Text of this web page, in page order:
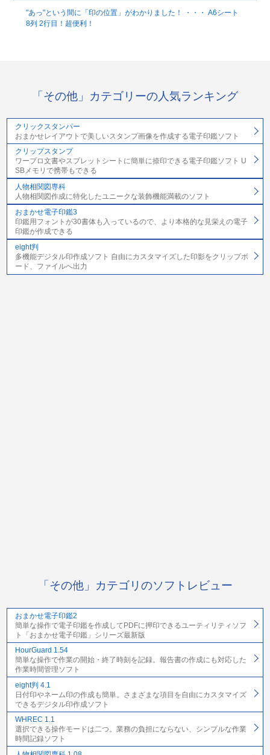
"あっ"という間に「印の位置」がわかりました！ ・・・ A6シート
8列 2行目！超便利！
「その他」カテゴリーの人気ランキング
クリックスタンパー
おまかせレイアウトで美しいスタンプ画像を作成する電子印鑑ソフト
クリップスタンプ
ワープロ文書やスプレットシートに簡単に捺印できる電子印鑑ソフト U
SBメモリで携帯もできる
人物相関図専科
人物相関図作成に特化したユニークな装飾機能満載のソフト
おまかせ電子印鑑3
印鑑用フォントが30書体も入っているので、より本格的な見栄えの電子
印鑑が作成できる
eight判
多機能デジタル印作成ソフト 自由にカスタマイズした印影をクリップボ
ード、ファイルへ出力
「その他」カテゴリのソフトレビュー
おまかせ電子印鑑2
簡単な操作で電子印鑑を作成してPDFに押印できるユーティリティソフ
ト「おまかせ電子印鑑」シリーズ最新版
HourGuard 1.54
簡単な操作で作業の開始・終了時刻を記録。報告書の作成にも対応した
作業時間管理ソフト
eight判 4.1
日付印やネーム印の作成も簡単。さまざまな項目を自由にカスタマイズ
できるデジタル印作成ソフト
WHREC 1.1
選択できる操作モードは二つ。業務の負担にならない、シンプルな作業
時間記録ソフト